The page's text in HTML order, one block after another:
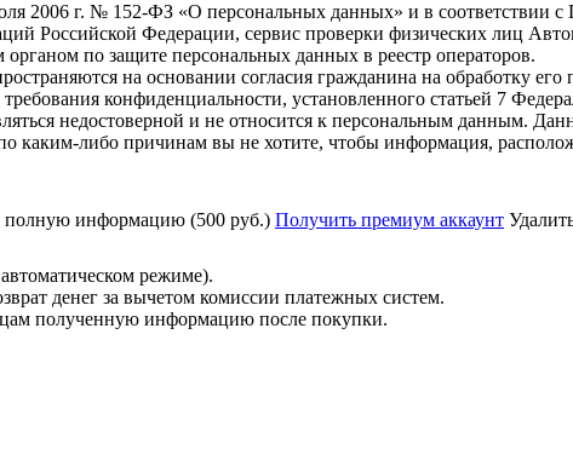
2006 г. № 152-ФЗ «О персональных данных» и в соответствии
Российской Федерации, сервис проверки физических лиц
по защите персональных данных в реестр операторов.
на основании согласия гражданина на обработку
требования конфиденциальности, установленного статьей 7
недостоверной и не относится к персональным данным.
каким-либо причинам вы не хотите, чтобы информация,
полную информацию (500 руб.) Получить премиум аккаунт
режиме).
денег за вычетом комиссии платежных систем.
полученную информацию после покупки.